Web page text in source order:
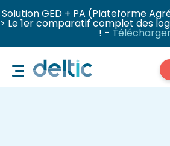
Solution GED + PA (Plateforme
> Le 1er comparatif complet des
! -